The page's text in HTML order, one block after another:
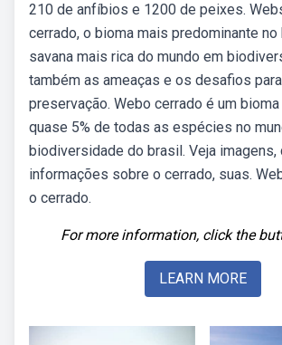
210 de anfíbios e 1200 de peixes.
cerrado, o bioma mais predominante no
savana mais rica do mundo em
também as ameaças e os desafios
preservação. Webo cerrado é um
quase 5% de todas as espécies no
biodiversidade do brasil. Veja imagens,
informações sobre o cerrado, suas.
o cerrado.
For more information, click the
LEARN MORE